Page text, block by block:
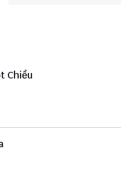
Chiều